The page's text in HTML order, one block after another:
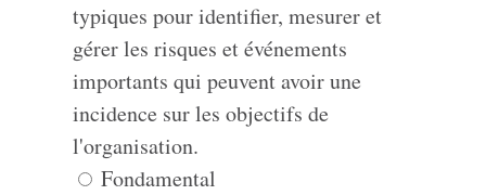
typiques pour identifier, mesurer et
gérer les risques et événements
importants qui peuvent avoir une
incidence sur les objectifs de
l'organisation.
Fondamental